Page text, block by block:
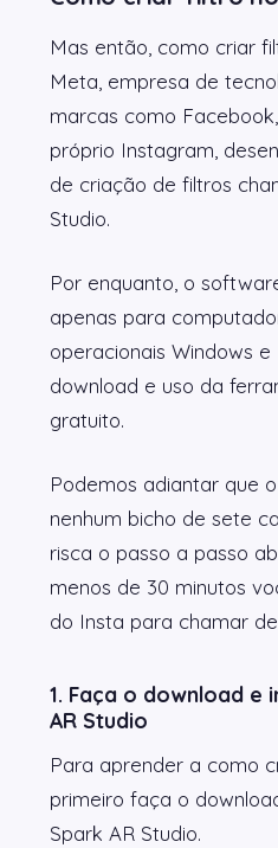
Mas então, como criar
Meta, empresa de
marcas como
próprio Instagram,
de criação de filtros
Studio.
Por enquanto, o
apenas para
operacionais Windows e
download e uso da
gratuito.
Podemos adiantar que
nenhum bicho de sete
risca o passo a passo
menos de 30 minutos
do Insta para chamar
1. Faça o download e
AR Studio
Para aprender a como
primeiro faça o
Spark AR Studio.